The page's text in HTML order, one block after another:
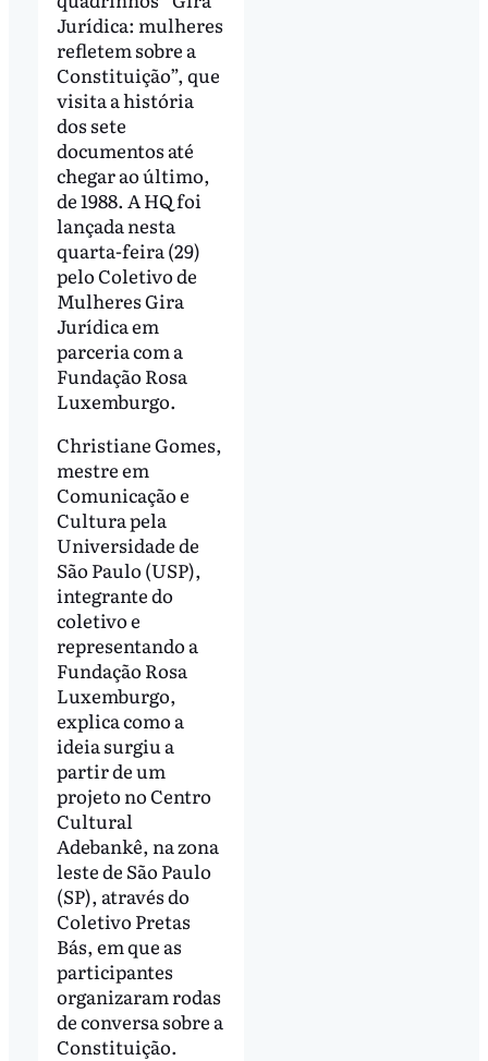
Jurídica: mulheres
refletem sobre a
Constituição”, que
visita a história
dos sete
documentos até
chegar ao último,
de 1988. A HQ foi
lançada nesta
quarta-feira (29)
pelo Coletivo de
Mulheres Gira
Jurídica em
parceria com a
Fundação Rosa
Luxemburgo.
Christiane Gomes,
mestre em
Comunicação e
Cultura pela
Universidade de
São Paulo (USP),
integrante do
coletivo e
representando a
Fundação Rosa
Luxemburgo,
explica como a
ideia surgiu a
partir de um
projeto no Centro
Cultural
Adebankê, na zona
leste de São Paulo
(SP), através do
Coletivo Pretas
Bás, em que as
participantes
organizaram rodas
de conversa sobre a
Constituição.